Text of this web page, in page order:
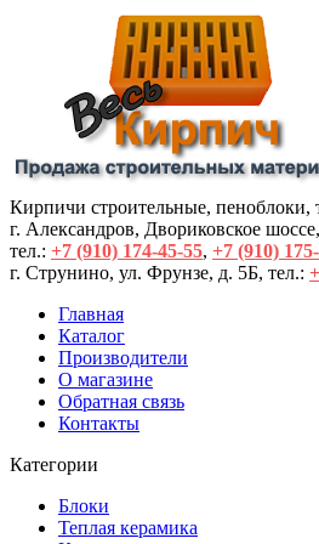
Кирпичи строительные, пеноблоки,
г. Александров, Двориковское
тел.: +7 (910) 174-45-55, +7 (910)
г. Струнино, ул. Фрунзе, д. 5Б, тел.:
Главная
Каталог
Производители
О магазине
Обратная связь
Контакты
Категории
Блоки
Теплая керамика